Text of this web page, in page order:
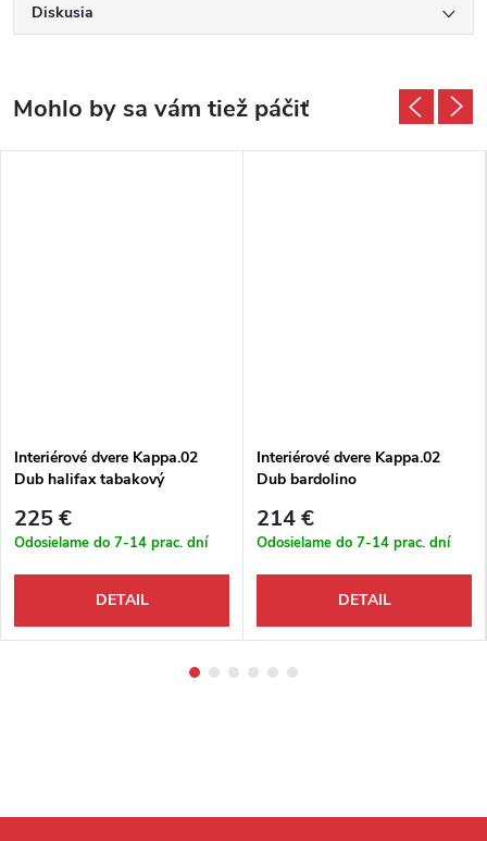
Diskusia
Interiérové dvere Kappa.02
Dub halifax tabakový
225 €
Odosielame do 7-14 prac. dní
DETAIL
Interiérové dvere Kappa.02
Dub bardolino
214 €
Odosielame do 7-14 prac. dní
DETAIL